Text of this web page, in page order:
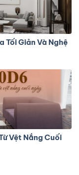
Tối Giản Và Nghệ
Vệt Nắng Cuối